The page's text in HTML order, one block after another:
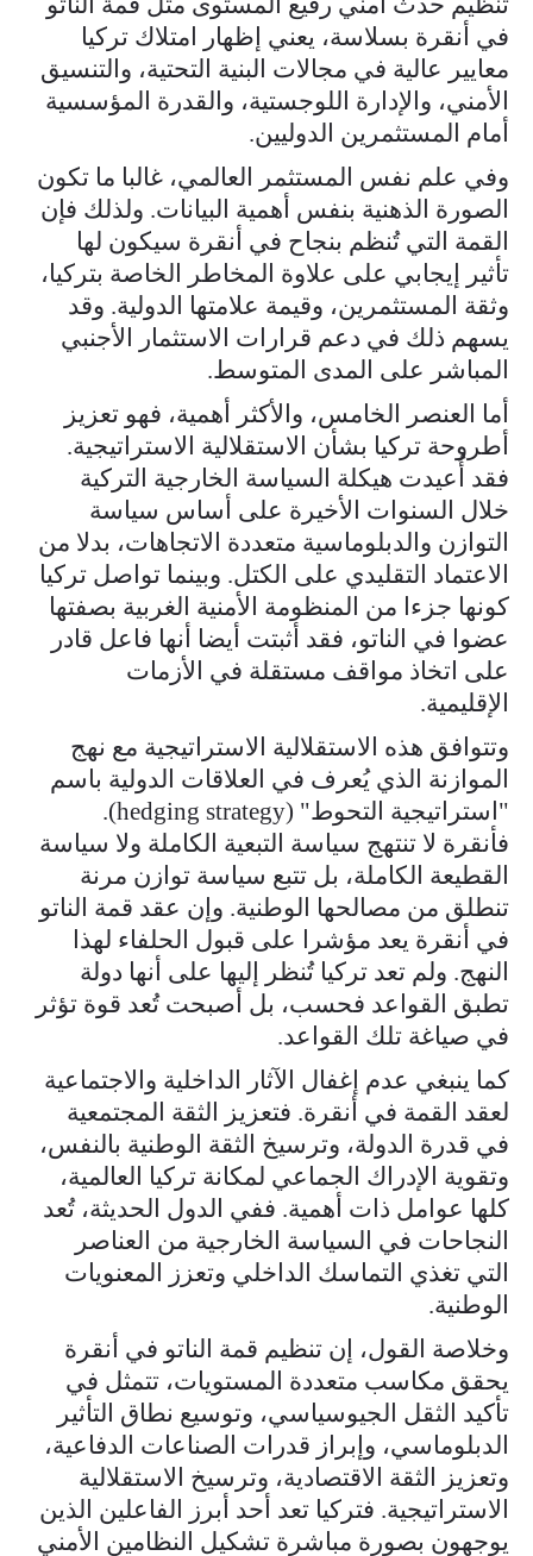
في أنقرة بسلاسة، يعني إظهار امتلاك تركيا
معايير عالية في مجالات البنية التحتية، والتنسيق
الأمني، والإدارة اللوجستية، والقدرة المؤسسية
أمام المستثمرين الدوليين.
وفي علم نفس المستثمر العالمي، غالبا ما تكون
الصورة الذهنية بنفس أهمية البيانات. ولذلك فإن
القمة التي تُنظم بنجاح في أنقرة سيكون لها
تأثير إيجابي على علاوة المخاطر الخاصة بتركيا،
وثقة المستثمرين، وقيمة علامتها الدولية. وقد
يسهم ذلك في دعم قرارات الاستثمار الأجنبي
المباشر على المدى المتوسط.
أما العنصر الخامس، والأكثر أهمية، فهو تعزيز
أطروحة تركيا بشأن الاستقلالية الاستراتيجية.
فقد أُعيدت هيكلة السياسة الخارجية التركية
خلال السنوات الأخيرة على أساس سياسة
التوازن والدبلوماسية متعددة الاتجاهات، بدلا من
الاعتماد التقليدي على الكتل. وبينما تواصل تركيا
كونها جزءا من المنظومة الأمنية الغربية بصفتها
عضوا في الناتو، فقد أثبتت أيضا أنها فاعل قادر
على اتخاذ مواقف مستقلة في الأزمات
الإقليمية.
وتتوافق هذه الاستقلالية الاستراتيجية مع نهج
الموازنة الذي يُعرف في العلاقات الدولية باسم
"استراتيجية التحوط" (hedging strategy).
فأنقرة لا تنتهج سياسة التبعية الكاملة ولا سياسة
القطيعة الكاملة، بل تتبع سياسة توازن مرنة
تنطلق من مصالحها الوطنية. وإن عقد قمة الناتو
في أنقرة يعد مؤشرا على قبول الحلفاء لهذا
النهج. ولم تعد تركيا تُنظر إليها على أنها دولة
تطبق القواعد فحسب، بل أصبحت تُعد قوة تؤثر
في صياغة تلك القواعد.
كما ينبغي عدم إغفال الآثار الداخلية والاجتماعية
لعقد القمة في أنقرة. فتعزيز الثقة المجتمعية
في قدرة الدولة، وترسيخ الثقة الوطنية بالنفس،
وتقوية الإدراك الجماعي لمكانة تركيا العالمية،
كلها عوامل ذات أهمية. ففي الدول الحديثة، تُعد
النجاحات في السياسة الخارجية من العناصر
التي تغذي التماسك الداخلي وتعزز المعنويات
الوطنية.
وخلاصة القول، إن تنظيم قمة الناتو في أنقرة
يحقق مكاسب متعددة المستويات، تتمثل في
تأكيد الثقل الجيوسياسي، وتوسيع نطاق التأثير
الدبلوماسي، وإبراز قدرات الصناعات الدفاعية،
وتعزيز الثقة الاقتصادية، وترسيخ الاستقلالية
الاستراتيجية. فتركيا تعد أحد أبرز الفاعلين الذين
يوجهون بصورة مباشرة تشكيل النظامين الأمني